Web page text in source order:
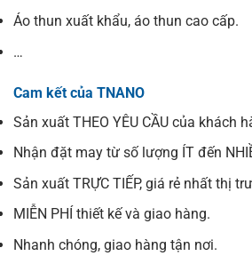
Áo thun xuất khẩu, áo thun cao cấp.
…
Cam kết của TNANO
Sản xuất THEO YÊU CẦU của khách
Nhận đặt may từ số lượng ÍT đến
Sản xuất TRỰC TIẾP, giá rẻ nhất thị
MIỄN PHÍ thiết kế và giao hàng.
Nhanh chóng, giao hàng tận nơi.